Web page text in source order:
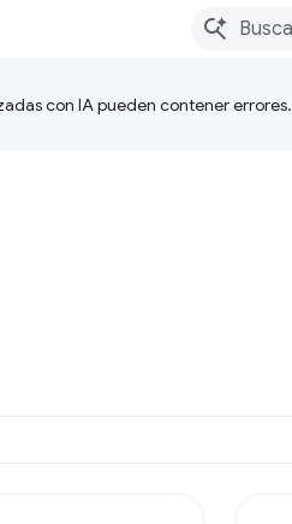
con IA pueden contener errores.